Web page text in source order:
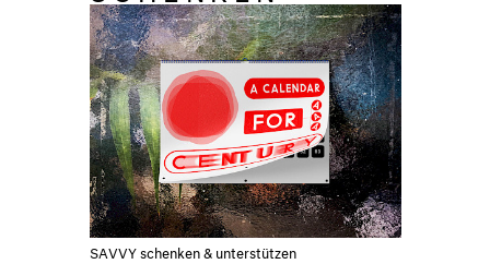
SAVVY schenken & unterstützen